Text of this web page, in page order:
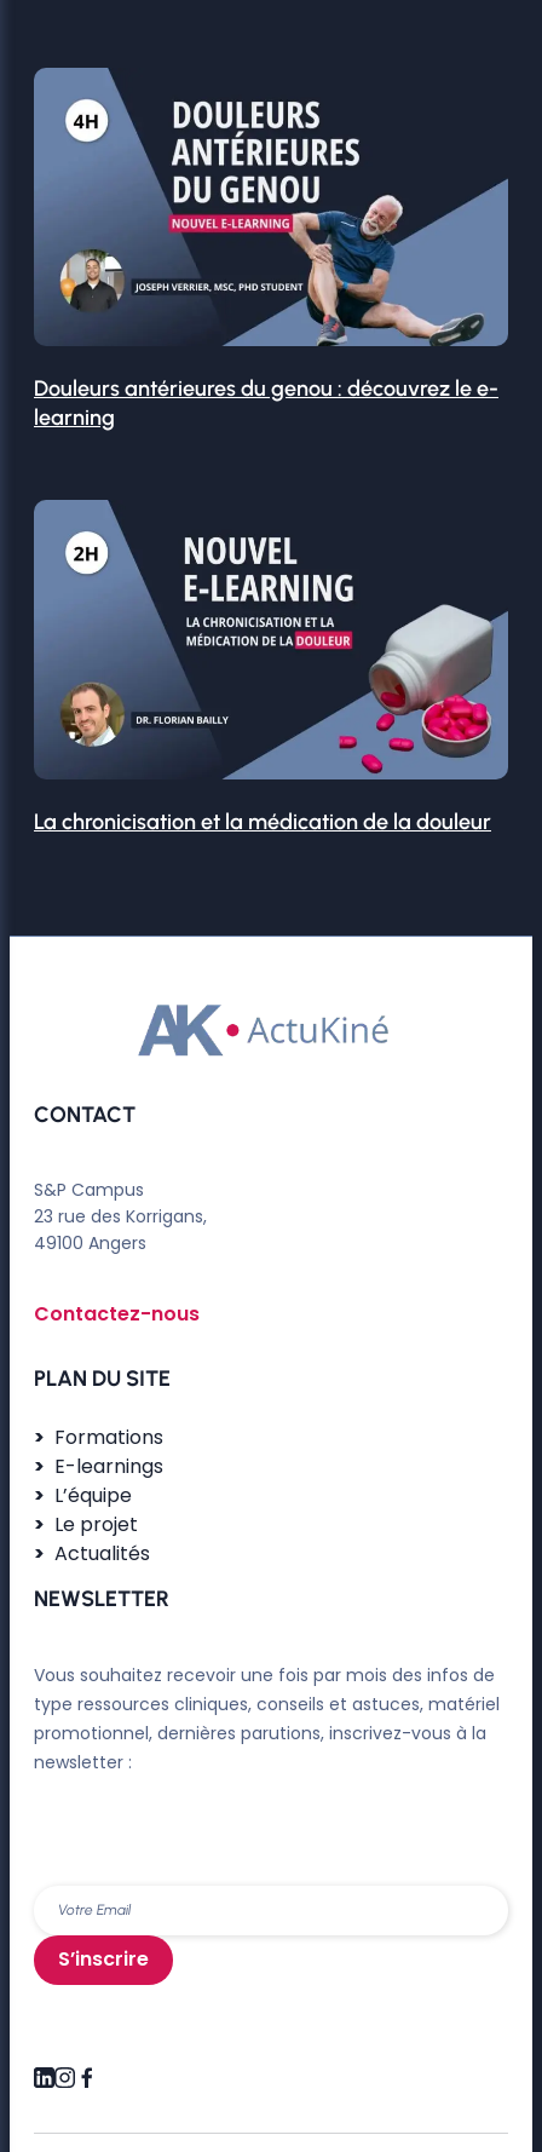
Douleurs antérieures du genou : découvrez le e-
learning
La chronicisation et la médication de la douleur
CONTACT
S&P Campus
23 rue des Korrigans,
49100 Angers
Contactez-nous
PLAN DU SITE
Formations
E-learnings
L’équipe
Le projet
Actualités
NEWSLETTER
Vous souhaitez recevoir une fois par mois des infos de
type ressources cliniques, conseils et astuces, matériel
promotionnel, dernières parutions, inscrivez-vous à la
newsletter :
S’inscrire